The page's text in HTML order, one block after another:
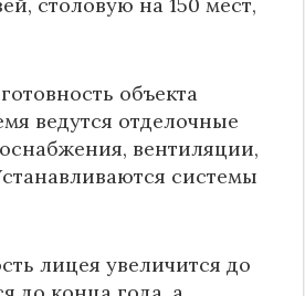
объекта
ведутся отделочные
вентиляции,
системы
лицея увеличится до